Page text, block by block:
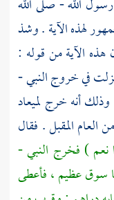
الله - صلى الله
لهذه الآية . وشذ
هذه الآية من قوله :
في خروج النبي -
أنه خرج لميعاد
العام المقبل . فقال
نعم ) فخرج النبي -
سوق عظيم ، فأعطى